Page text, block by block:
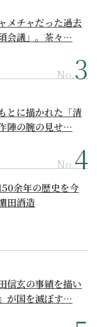
メチャだった過去
会議」。茶々…
No.
とに描かれた「清
陣の腕の見せ…
No.
余年の歴史を今
田酒造
信玄の事績を描い
が国を滅ぼす…